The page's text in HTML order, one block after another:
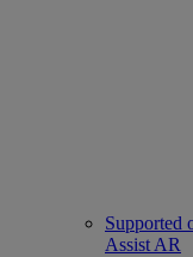
Supported
Assist AR